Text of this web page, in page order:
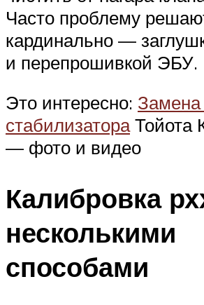
Часто проблему
кардинально —
и перепрошивкой ЭБУ.
Это интересно: Замена
стабилизатораТойота
— фото и видео
Калибровка
несколькими
способами